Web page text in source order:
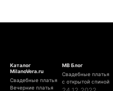
Каталог
MilanoVera.ru
Свадебные платья
Вечерние платья
МВ Блог
Свадебные платья
с открытой спиной